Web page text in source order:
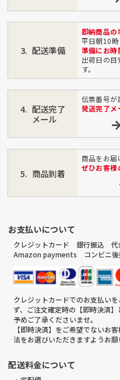
配送準備
即納商品の
平日朝10時
準備にお時
出荷日の
す。
配送完了
メール
伝票番号が
発送完了メ
商品到着
商品をお届
ぜひお客様
お支払いについて
クレジットカード 銀行振込
Amazon payments コンビニ
クレジットカードでのお支払い
ず、ご注文確定時の【即時決済】
予めご了承くださいませ。
【即時決済】をご希望でないお
法をお選びいただきますようお願
配送料金について